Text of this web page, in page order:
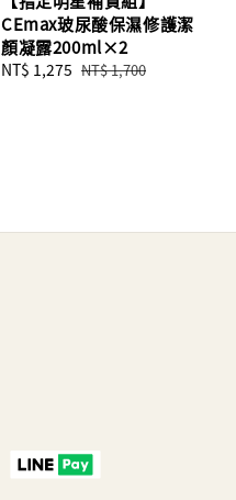
CEmax玻尿酸保濕修護潔
顏凝露200ml×2
Sale
NT$ 1,275 Regular
NT$ 1,700